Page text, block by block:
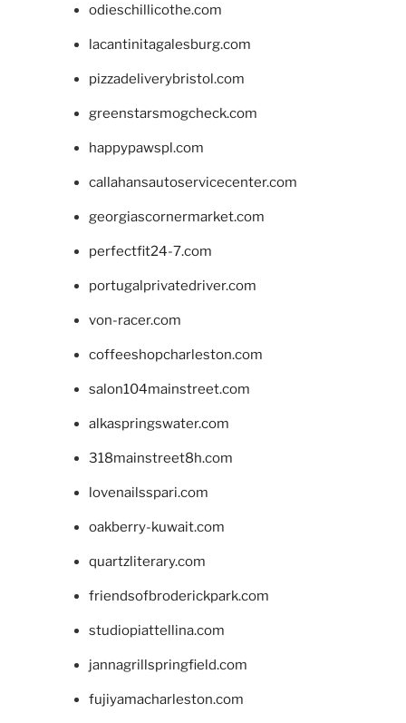
odieschillicothe.com
lacantinitagalesburg.com
pizzadeliverybristol.com
greenstarsmogcheck.com
happypawspl.com
callahansautoservicecenter.com
georgiascornermarket.com
perfectfit24-7.com
portugalprivatedriver.com
von-racer.com
coffeeshopcharleston.com
salon104mainstreet.com
alkaspringswater.com
318mainstreet8h.com
lovenailsspari.com
oakberry-kuwait.com
quartzliterary.com
friendsofbroderickpark.com
studiopiattellina.com
jannagrillspringfield.com
fujiyamacharleston.com